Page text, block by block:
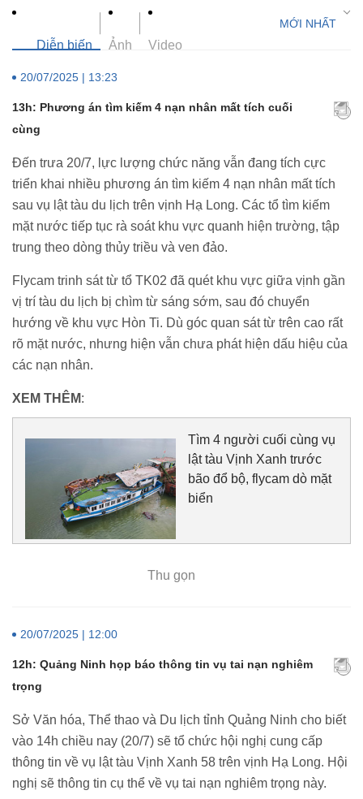
Diễn biến Ảnh Video
20/07/2025 | 13:23
13h: Phương án tìm kiếm 4 nạn nhân mất tích cuối
cùng
Đến trưa 20/7, lực lượng chức năng vẫn đang tích cực
triển khai nhiều phương án tìm kiếm 4 nạn nhân mất tích
sau vụ lật tàu du lịch trên vịnh Hạ Long. Các tổ tìm kiếm
mặt nước tiếp tục rà soát khu vực quanh hiện trường, tập
trung theo dòng thủy triều và ven đảo.
Flycam trinh sát từ tổ TK02 đã quét khu vực giữa vịnh gần
vị trí tàu du lịch bị chìm từ sáng sớm, sau đó chuyển
hướng về khu vực Hòn Ti. Dù góc quan sát từ trên cao rất
rõ mặt nước, nhưng hiện vẫn chưa phát hiện dấu hiệu của
các nạn nhân.
XEM THÊM:
Tìm 4 người cuối cùng vụ
lật tàu Vịnh Xanh trước
bão đổ bộ, flycam dò mặt
biển
Thu gọn
20/07/2025 | 12:00
12h: Quảng Ninh họp báo thông tin vụ tai nạn nghiêm
trọng
Sở Văn hóa, Thể thao và Du lịch tỉnh Quảng Ninh cho biết
vào 14h chiều nay (20/7) sẽ tổ chức hội nghị cung cấp
thông tin về vụ lật tàu Vịnh Xanh 58 trên vịnh Hạ Long. Hội
nghị sẽ thông tin cụ thể về vụ tai nạn nghiêm trọng này.